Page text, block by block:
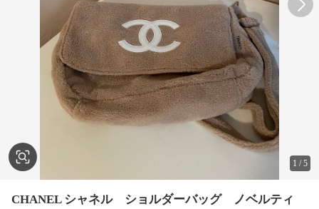
1 /5
CHANEL シャネル ショルダーバッグ ノベルティ